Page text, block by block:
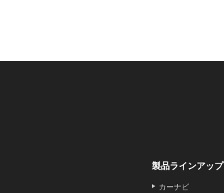
製品ラインアップ
カーナビ